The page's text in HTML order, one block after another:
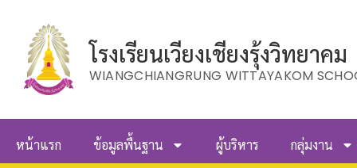
โรงเรียนเวียงเชียงรุ้งวิทยาคม
WIANGCHIANGRUNG WITTAYAKOM
หน้าแรก ข้อมูลพื้นฐาน ผู้บริหาร กลุ่มงาน